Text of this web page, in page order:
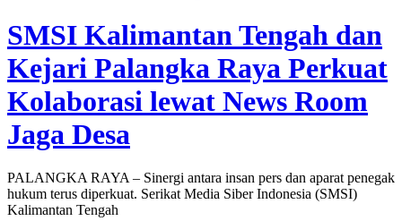
SMSI Kalimantan Tengah dan
Kejari Palangka Raya Perkuat
Kolaborasi lewat News Room
Jaga Desa
PALANGKA RAYA – Sinergi antara insan pers dan aparat penegak
hukum terus diperkuat. Serikat Media Siber Indonesia (SMSI)
Kalimantan Tengah